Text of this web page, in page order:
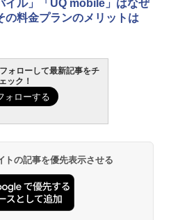
イル」「UQ mobile」はなぜ
料金プランのメリットは
ォローして最新記事をチ
ェック！
トの記事を優先表示させる